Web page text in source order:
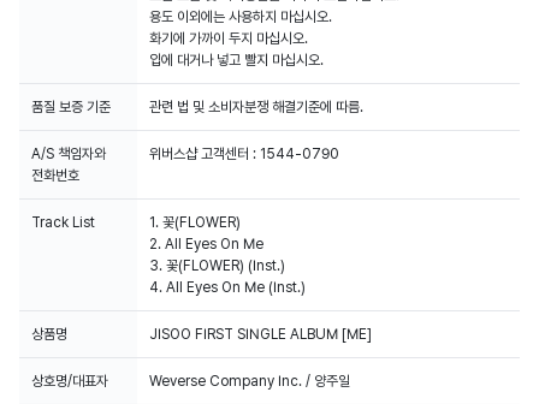
용도 이외에는 사용하지 마십시오.
화기에 가까이 두지 마십시오.
입에 대거나 넣고 빨지 마십시오.
품질 보증 기준 관련 법 및 소비자분쟁 해결기준에 따름.
A/S 책임자와
전화번호
위버스샵 고객센터 : 1544-0790
Track List
1. 꽃(FLOWER)
2. All Eyes On Me
3. 꽃(FLOWER) (Inst.)
4. All Eyes On Me (Inst.)
상품명 JISOO FIRST SINGLE ALBUM [ME]
상호명/대표자 Weverse Company Inc. / 양주일